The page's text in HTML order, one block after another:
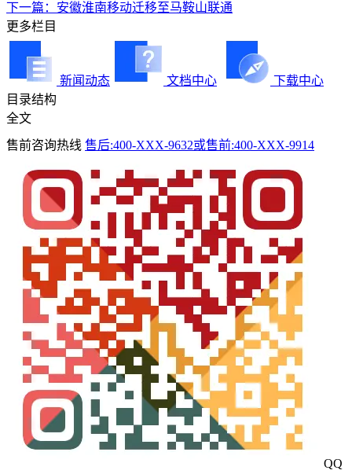
下一篇：安徽淮南移动迁移至马鞍山联通
更多栏目
新闻动态 文档中心
下载中心
目录结构
全文
售前咨询热线 售后:400-XXX-9632或售前:400-XXX-9914
QQ